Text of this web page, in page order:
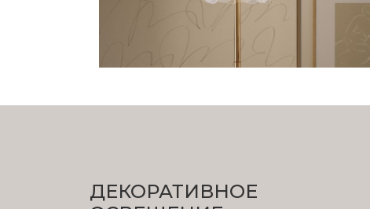
ДЕКОРАТИВНОЕ